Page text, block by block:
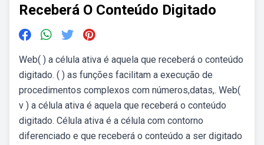
Receberá O Conteúdo Digitado
Web( ) a célula ativa é aquela que receberá o conteúdo
digitado. ( ) as funções facilitam a execução de
procedimentos complexos com números,datas,. Web(
v ) a célula ativa é aquela que receberá o conteúdo
digitado. Célula ativa é a célula com contorno
diferenciado e que receberá o conteúdo a ser digitado